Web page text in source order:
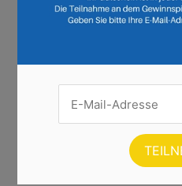
Seite :1234
Andere Inhalte
Bitte beachten Sie, dass dieser
möglicherweise Fehler enthält